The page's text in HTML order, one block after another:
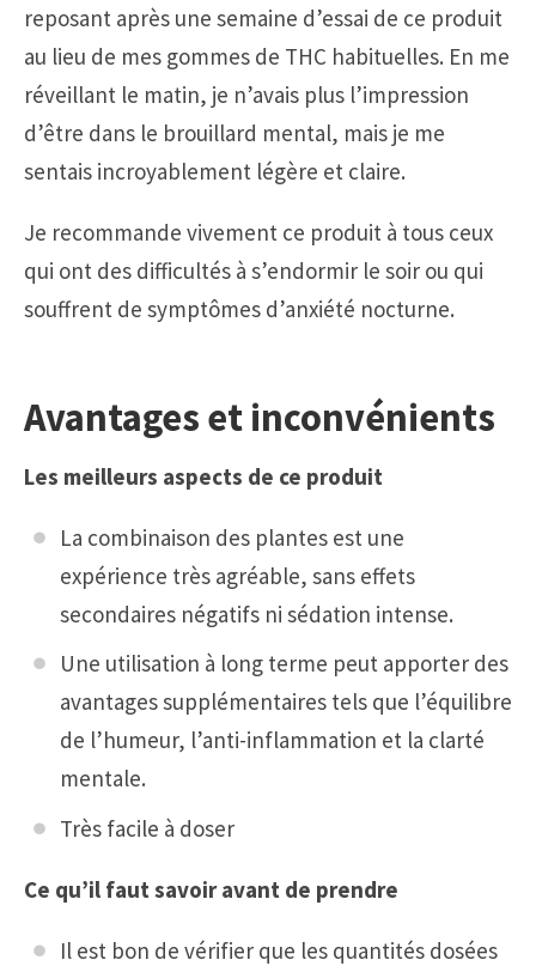
reposant après une semaine d’essai de ce produit
au lieu de mes gommes de THC habituelles. En me
réveillant le matin, je n’avais plus l’impression
d’être dans le brouillard mental, mais je me
sentais incroyablement légère et claire.
Je recommande vivement ce produit à tous ceux
qui ont des difficultés à s’endormir le soir ou qui
souffrent de symptômes d’anxiété nocturne.
Avantages et inconvénients
Les meilleurs aspects de ce produit
La combinaison des plantes est une
expérience très agréable, sans effets
secondaires négatifs ni sédation intense.
Une utilisation à long terme peut apporter des
avantages supplémentaires tels que l’équilibre
de l’humeur, l’anti-inflammation et la clarté
mentale.
Très facile à doser
Ce qu’il faut savoir avant de prendre
Il est bon de vérifier que les quantités dosées